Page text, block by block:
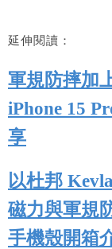
延伸閱讀：
軍規防摔加
iPhone 15
享
以杜邦
磁力與軍規
手機殼開箱